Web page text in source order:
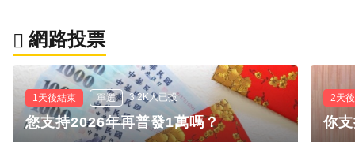
網路投票
1天後結束 單選 3.2K人已投
您支持2026年再普發1萬嗎？
2天
你